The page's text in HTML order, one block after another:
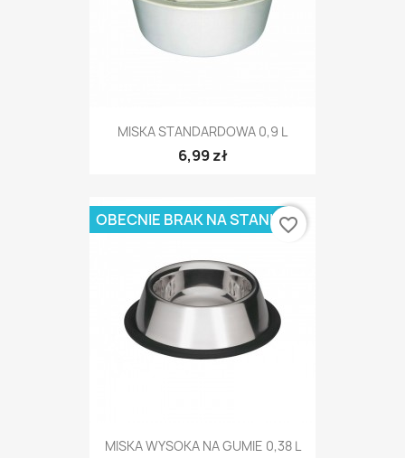
MISKA STANDARDOWA 0,9 L
6,99 zł
MISKA WYSOKA NA GUMIE 0,38 L
OBECNIE BRAK NA STANIEfavorite_border